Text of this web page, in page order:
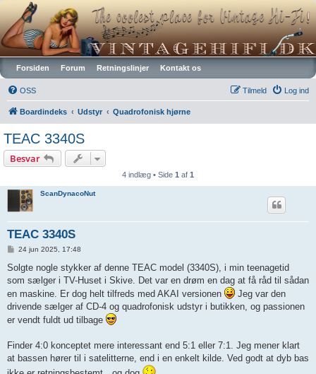
Vintagehifi.dk
Forsiden Forum Retningslinjer Kontakt os
OSS Log ind
Tilmeld
Boardindeks Udstyr Quadrofonisk hjørne
TEAC 3340S
Besvar
4 indlæg • Side 1 af 1
ScanDynacoNut
TEAC 3340S
d
æ
g
24 jun 2025, 17:48
Solgte nogle stykker af denne TEAC model (3340S), i min teenagetid
som sælger i TV-Huset i Skive. Det var en drøm en dag at få råd til sådan
en maskine. Er dog helt tilfreds med AKAI versionen
Jeg var den
drivende sælger af CD-4 og quadrofonisk udstyr i butikken, og passionen
er vendt fuldt ud tilbage
Finder 4:0 konceptet mere interessant end 5:1 eller 7:1. Jeg mener klart
at bassen hører til i satelitterne, end i en enkelt kilde. Ved godt at dyb bas